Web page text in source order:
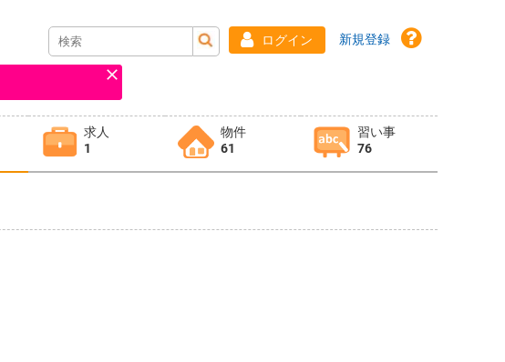
ログイン 新規登録
求人
1
物件
61
習い事
76